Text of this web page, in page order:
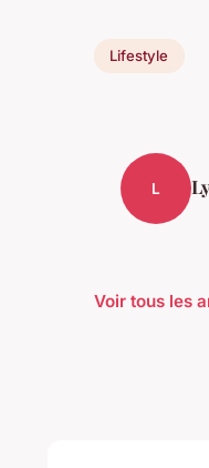
Lifestyle
L
Voir tous les